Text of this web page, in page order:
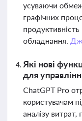
усуваючи
графічних
обладнання.
Які нові
для
ChatGPT Pro
користувачам
аналізу